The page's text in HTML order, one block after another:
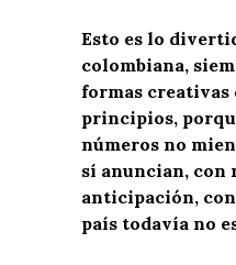
Esto es lo
colombiana,
formas
principios,
números no
sí anuncian, con
anticipación,
país todavía no